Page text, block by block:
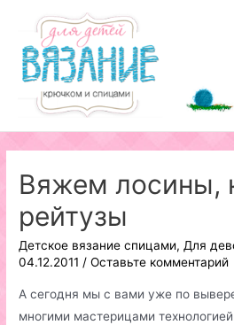
содержимому
Вяжем лосины,
рейтузы
Детское вязание спицами,Для
04.12.2011 /Оставьте комментарий
А сегодня мы с вами уже по
многими мастерицами технологией